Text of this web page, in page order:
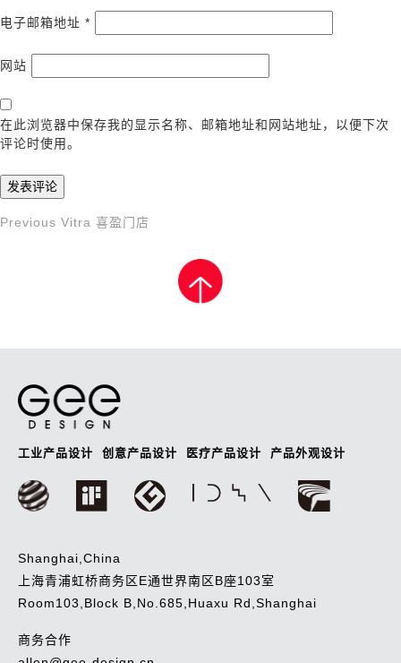
电子邮箱地址 *
网站
在此浏览器中保存我的显示名称、邮箱地址和网站地址，以便下次
评论时使用。
文
Previous
Previous Vitra 喜盈门店
工业产品设计 创意产品设计 医疗产品设计 产品外观设计
Shanghai,China
上海青浦虹桥商务区E通世界南区B座103室
Room103,Block B,No.685,Huaxu Rd,Shanghai
商务合作